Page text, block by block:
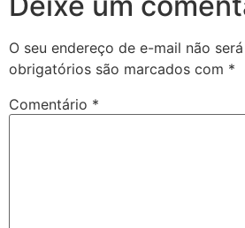
O seu endereço de e-mail não
obrigatórios são marcados com *
Comentário *